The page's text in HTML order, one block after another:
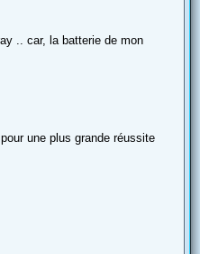
.. car, la batterie de mon
une plus grande réussite